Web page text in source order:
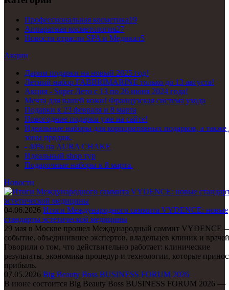
Профессиональная косметика19
Аппаратная косметология27
Новости отрасли SPA и Медикал5
Акции
Дарим подарки на новый 2025 год!
Летний набор FABBRIMARINE только до 13 августа!
Акция - Super Лето с 13 по 26 июня 2024 года!
Мечта для вашей кожи! Французская система ухода
Подарки к 23 февраля и 8 марта
Новогодние подарки уже на сайте!
Идеальные наборы для корпоративных подарков, а также
зоны продаж.
- 40% на AURA CHAKE
Идеальный shop тур
Подарочные наборы к 8 марта.
Новости
04.06.2026 Итоги Международного саммита VYDENCE: новые
стандарты эстетической медицины
29 мая в Москве прошел Международный саммит VYDENCE
событие, объединившее экспертов, владельцев клиник и
Говорили о том, что действительно работает: клинические
результаты, экономика процедур и технологии, которые
прибыль.
07.05.2026 Big Beauty Boss BUSINESS FORUM 2026
В июне состоится Big Beauty Boss BUSINESS FORUM 2026 —